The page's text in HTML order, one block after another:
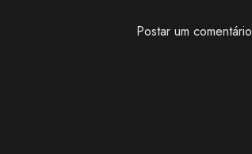
Postar um comentário